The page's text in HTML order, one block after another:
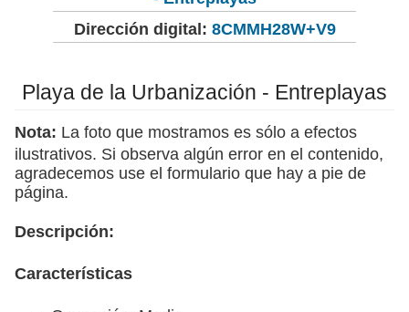
Dirección digital: 8CMMH28W+V9
Playa de la Urbanización - Entreplayas
Nota: La foto que mostramos es sólo a efectos
ilustrativos. Si observa algún error en el contenido,
agradecemos use el formulario que hay a pie de
página.
Descripción:
Características